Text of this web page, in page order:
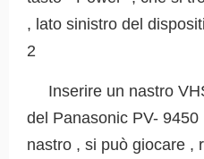
, lato sinistro del
2
Inserire un nastro
del Panasonic PV- 9450
nastro , si può giocare ,